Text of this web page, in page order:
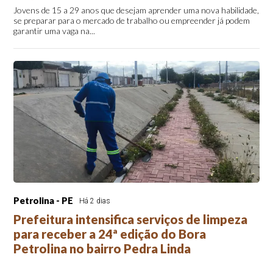
Jovens de 15 a 29 anos que desejam aprender uma nova habilidade,
se preparar para o mercado de trabalho ou empreender já podem
garantir uma vaga na...
Petrolina - PE Há 2 dias
Prefeitura intensifica serviços de limpeza
para receber a 24ª edição do Bora
Petrolina no bairro Pedra Linda